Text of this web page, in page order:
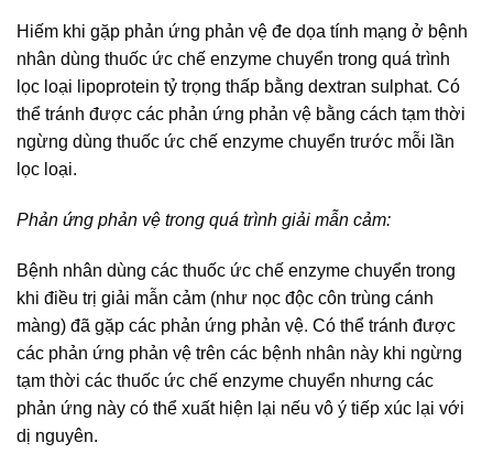
Hiếm khi gặp phản ứng phản vệ đe dọa tính mạng ở bệnh
nhân dùng thuốc ức chế enzyme chuyển trong quá trình
lọc loại lipoprotein tỷ trọng thấp bằng dextran sulphat. Có
thể tránh được các phản ứng phản vệ bằng cách tạm thời
ngừng dùng thuốc ức chế enzyme chuyển trước mỗi lần
lọc loại.
Phản ứng phản vệ trong quá trình giải mẫn cảm:
Bệnh nhân dùng các thuốc ức chế enzyme chuyển trong
khi điều trị giải mẫn cảm (như nọc độc côn trùng cánh
màng) đã gặp các phản ứng phản vệ. Có thể tránh được
các phản ứng phản vệ trên các bệnh nhân này khi ngừng
tạm thời các thuốc ức chế enzyme chuyển nhưng các
phản ứng này có thể xuất hiện lại nếu vô ý tiếp xúc lại với
dị nguyên.